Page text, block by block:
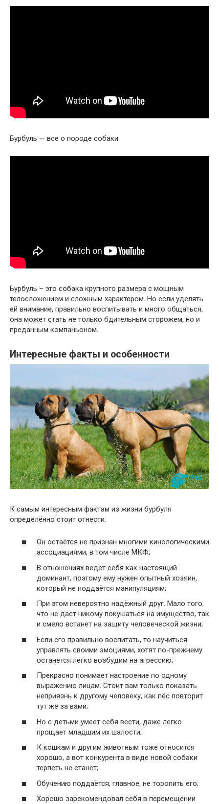
Бурбуль — все о породе собаки
Бурбуль – это собака крупного размера с мощным
телосложением и сложным характером. Но если уделять
ей внимание, правильно воспитывать и много общаться,
она может стать не только бдительным сторожем, но и
преданным компаньоном.
Интересные факты и особенности
К самым интересным фактам из жизни бурбуля
определённо стоит отнести:
Он остаётся не признан многими кинологическими
ассоциациями, в том числе МКФ;
В отношениях ведёт себя как настоящий
доминант, поэтому ему нужен опытный хозяин,
который не поддаётся манипуляциям;
При этом невероятно надёжный друг. Мало того,
что не даст никому покушаться на имущество, так
и смело встанет на защиту человеческой жизни;
Если его правильно воспитать, то научиться
управлять своими эмоциями, хотят по-прежнему
останется легко возбудим на агрессию;
Прекрасно понимает настроение по одному
выражению лицам. Стоит вам только показать
неприязнь к другому человеку, как пёс повторит
тут же за вами;
Но с детьми умеет себя вести, даже легко
прощает младшим их шалости;
К кошкам и другим животным тоже относится
хорошо, а вот конкурента в виде новой собаки
терпеть не станет;
Обучению поддаётся, главное, не торопить его;
Хорошо зарекомендовал себя в перемещении